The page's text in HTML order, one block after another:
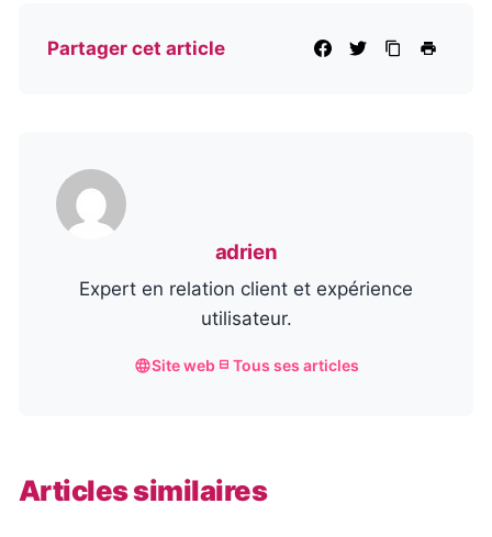
Partager cet article
adrien
Expert en relation client et expérience
utilisateur.
Site web Tous ses articles
Articles similaires